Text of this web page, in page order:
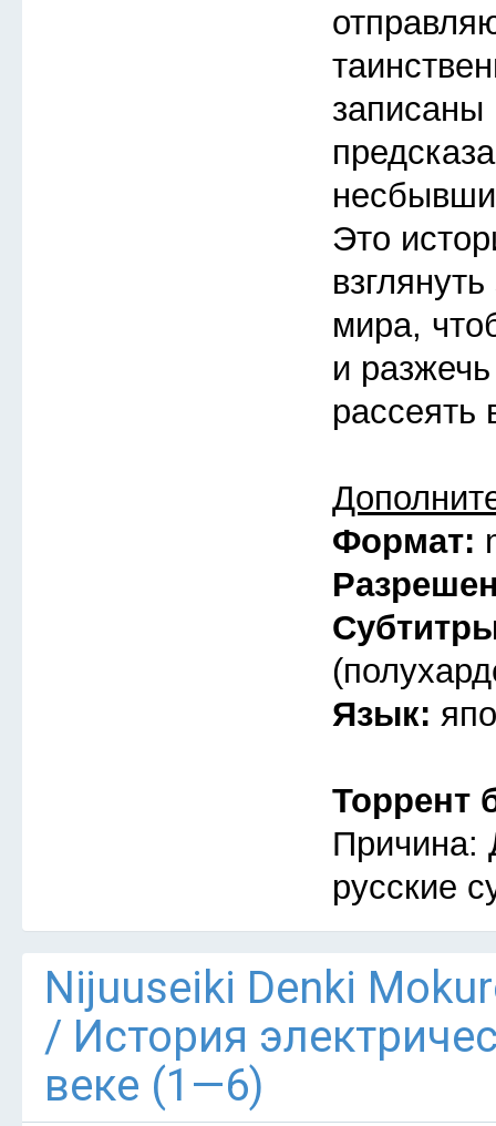
записаны
Это
мира,
и
рассеять
Формат:
Язык:
Торрент
Причина:
русские
Nijuuseiki Denki
/ История
веке (1—6)